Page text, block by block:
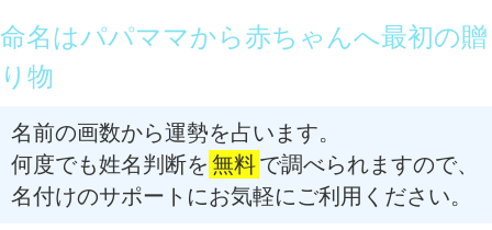
命名はパパママから赤ちゃんへ最初の贈
り物
名前の画数から運勢を占います。
何度でも姓名判断を 無料で調べられますので、
名付けのサポートにお気軽にご利用ください。